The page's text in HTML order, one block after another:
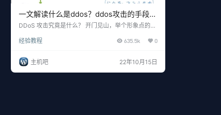
一文解读什么是ddos？ddos攻击的手段与
有哪些防御方法
DDoS 攻击究竟是什么？ 开门见山，举个形象点的例
等，童叟无欺。平时门庭若市，生意特别红火，而对
了一个办法，叫了五十个人来我的火锅店坐着却不点
菜，让别的客人无法吃饭。 上面这个例子讲的就是典
型的 DDoS 攻击，全称是 Distributed Denial of Serv
经验教程 635.5k 0
主机吧 22年10月15日